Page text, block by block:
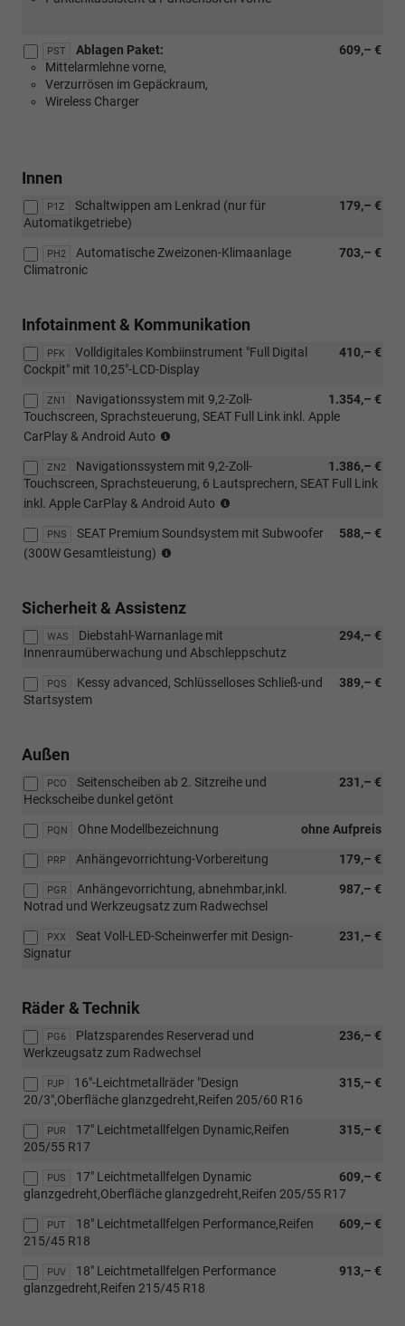
PST 609,– €
Ablagen Paket:
Mittelarmlehne vorne,
Verzurrösen im Gepäckraum,
Wireless Charger
Innen
P1Z 179,– €
Schaltwippen am Lenkrad (nur für
Automatikgetriebe)
PH2 703,– €
Automatische Zweizonen-Klimaanlage
Climatronic
Infotainment & Kommunikation
PFK 410,– €
Volldigitales Kombiinstrument "Full Digital
Cockpit" mit 10,25"-LCD-Display
ZN1 1.354,– €
Navigationssystem mit 9,2-Zoll-
Touchscreen, Sprachsteuerung, SEAT Full Link inkl. Apple
CarPlay & Android Auto
Verbindung
mit:
[PNS]
Premium
(300W
ZN2 1.386,– €
Navigationssystem mit 9,2-Zoll-
Touchscreen, Sprachsteuerung, 6 Lautsprechern, SEAT Full Link
inkl. Apple CarPlay & Android Auto
Verbindung
Subwoofer
Gesamtleistung))
PNS 588,– €
SEAT Premium Soundsystem mit Subwoofer
(300W Gesamtleistung)
mit
Navigationssystem
mit
Zoll-
inkl.
CarPlay
Android
und
[PG6]
Platzsparendes
Sicherheit & Assistenz
WAS 294,– €
Diebstahl-Warnanlage mit
Innenraumüberwachung und Abschleppschutz
PQS 389,– €
Kessy advanced, Schlüsselloses Schließ-und
Startsystem
Außen
PCO 231,– €
Seitenscheiben ab 2. Sitzreihe und
Heckscheibe dunkel getönt
PQN ohne Aufpreis
Ohne Modellbezeichnung
PRP 179,– €
Anhängevorrichtung-Vorbereitung
PGR 987,– €
Anhängevorrichtung, abnehmbar,inkl.
Notrad und Werkzeugsatz zum Radwechsel
PXX 231,– €
Seat Voll-LED-Scheinwerfer mit Design-
Signatur
Räder & Technik
PG6 236,– €
Platzsparendes Reserverad und
Werkzeugsatz zum Radwechsel
PJP 315,– €
16"-Leichtmetallräder "Design
20/3",Oberfläche glanzgedreht,Reifen 205/60 R16
PUR 315,– €
17" Leichtmetallfelgen Dynamic,Reifen
205/55 R17
PUS 609,– €
17" Leichtmetallfelgen Dynamic
glanzgedreht,Oberfläche glanzgedreht,Reifen 205/55 R17
PUT 609,– €
18" Leichtmetallfelgen Performance,Reifen
215/45 R18
PUV 913,– €
18" Leichtmetallfelgen Performance
glanzgedreht,Reifen 215/45 R18